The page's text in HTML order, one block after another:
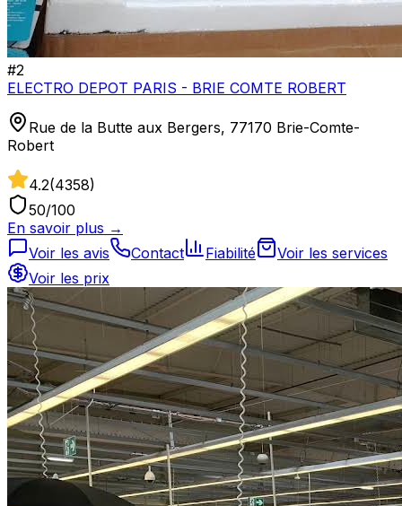
#2
ELECTRO DEPOT PARIS - BRIE COMTE ROBERT
Rue de la Butte aux Bergers, 77170 Brie-Comte-
Robert
4.2(4358)
50/100
En savoir plus →
Voir les avis
Contact Fiabilité
Voir les services
Voir les prix